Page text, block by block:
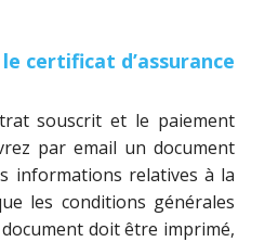
certificat d’assurance
souscrit et le paiement
par email un document
informations relatives à la
les conditions générales
doit être imprimé,